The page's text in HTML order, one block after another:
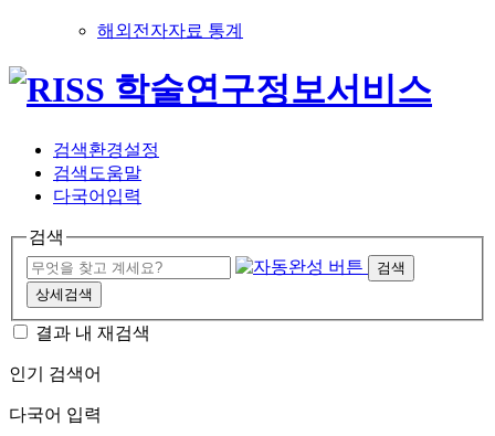
해외전자자료 통계
검색환경설정
검색도움말
다국어입력
검색
검색
상세검색
결과 내 재검색
인기 검색어
다국어 입력